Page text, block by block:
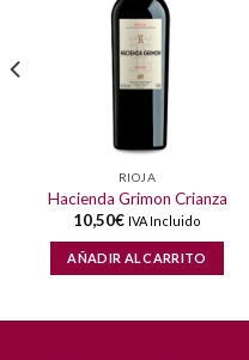
RIOJA
Hacienda Grimon Crianza
10,50€ IVA Incluido
AÑADIR AL CARRITO